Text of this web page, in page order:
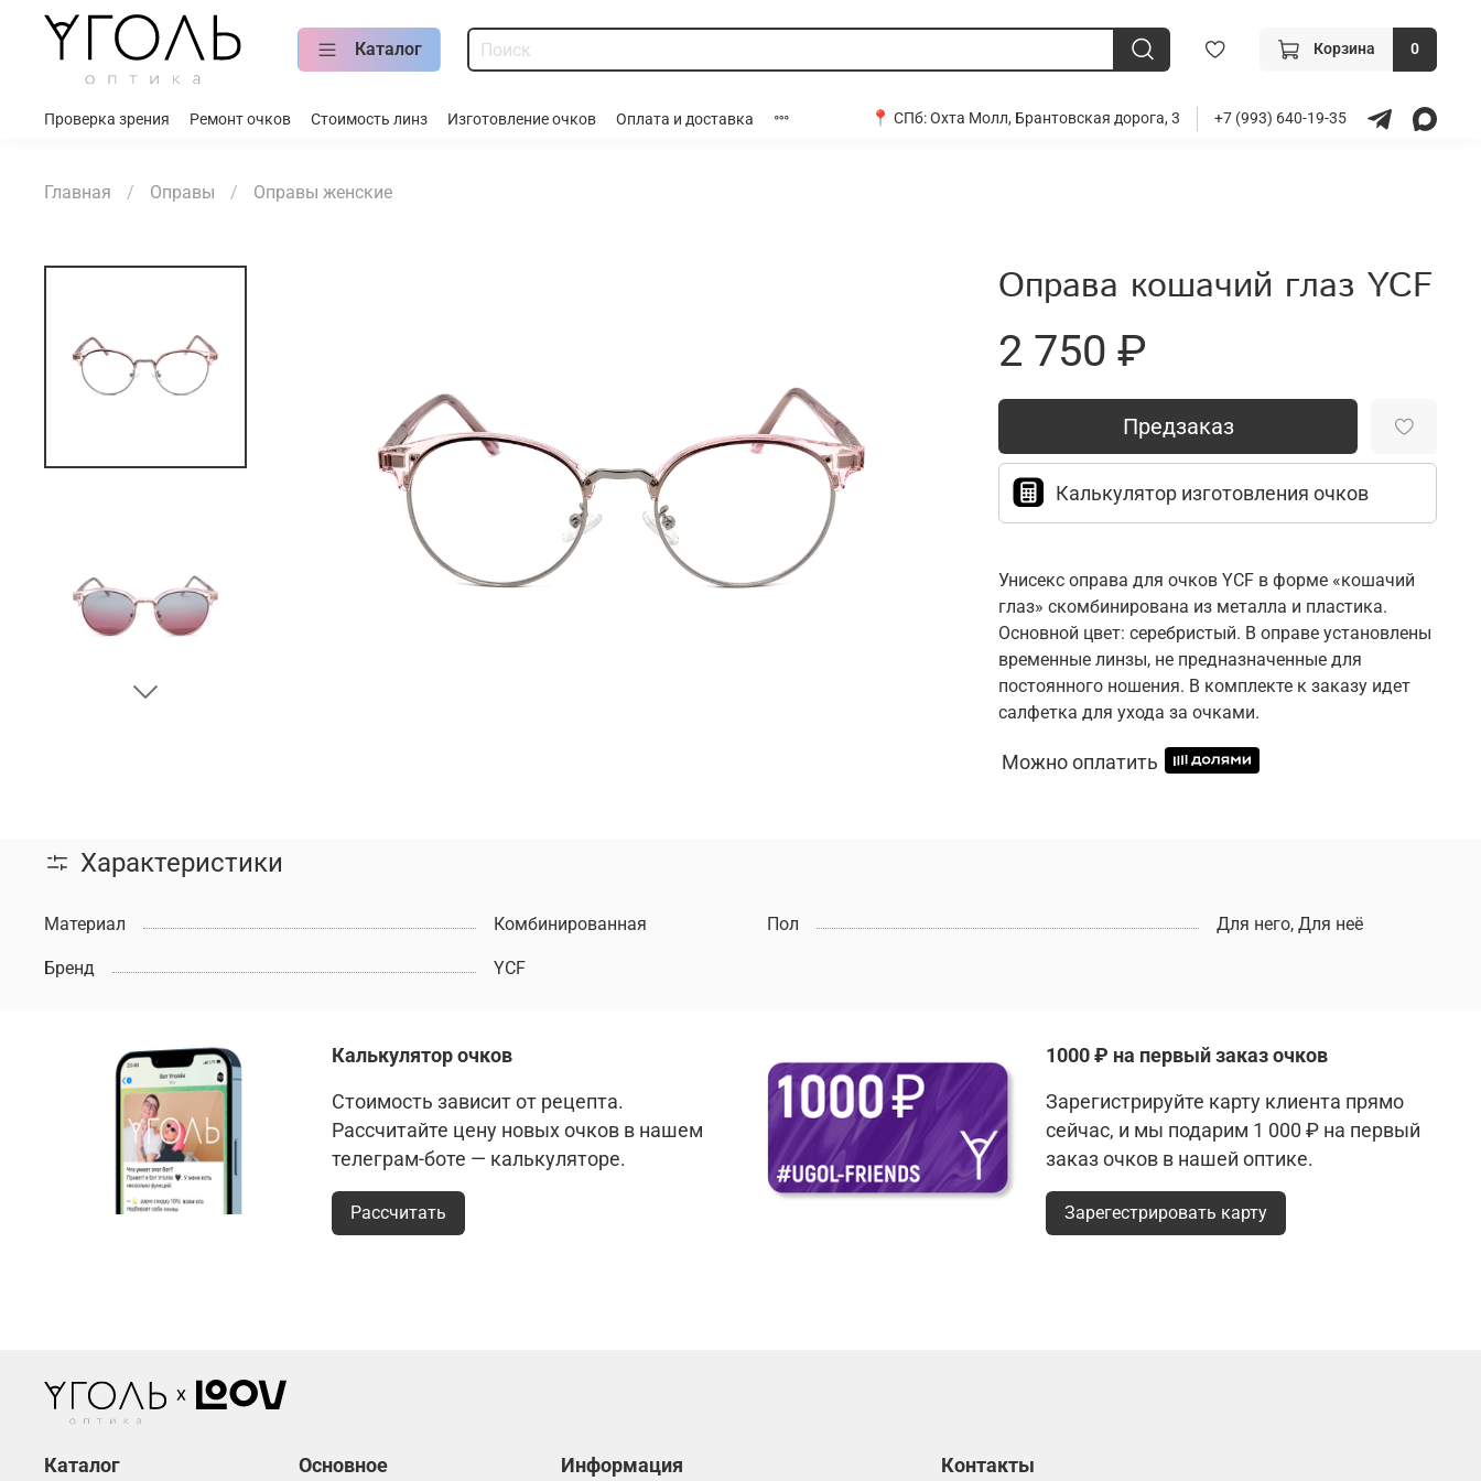
Каталог Корзина 0
Проверка зрения Ремонт очков Стоимость линз Изготовление очков Оплата и доставка 📍 СПб:Охта Молл, Брантовская дорога, 3 +7 (993) 640-19-35
Главная Оправы Оправы женские
Оправа кошачий глаз YCF
2 750 ₽
Предзаказ
Калькулятор изготовления очков
Унисекс оправа для очков YCF в форме «кошачий
глаз» скомбинирована из металла и пластика.
Основной цвет: серебристый. В оправе установлены
временные линзы, не предназначенные для
постоянного ношения. В комплекте к заказу идет
салфетка для ухода за очками.
Можно оплатить
Характеристики
Материал Комбинированная Пол Для него, Для неё
Бренд YCF
Калькулятор очков
Стоимость зависит от рецепта.
Рассчитайте цену новых очков в нашем
телеграм-боте — калькуляторе.
Рассчитать
1000 ₽ на первый заказ очков
Зарегистрируйте карту клиента прямо
сейчас, и мы подарим 1 000 ₽ на первый
заказ очков в нашей оптике.
Зарегестрировать карту
Каталог Основное Информация Контакты